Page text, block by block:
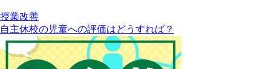
授業改善
自主休校の児童への評価はどうすれば？